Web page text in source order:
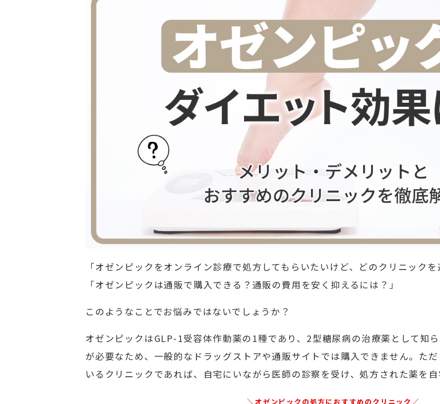
「オゼンピックをオンライン診療で処方してもらいたいけど、どのクリニックを
「オゼンピックは通販で購入できる？通販の費用を安く抑えるには？」
このようなことでお悩みではないでしょうか？
オゼンピックはGLP-1受容体作動薬の1種であり、2型糖尿病の治療薬として知
が必要なため、一般的なドラッグストアや通販サイトでは購入できません。た
いるクリニックであれば、自宅にいながら医師の診察を受け、処方された薬を自
＼オゼンピックの処方におすすめのクリニック／